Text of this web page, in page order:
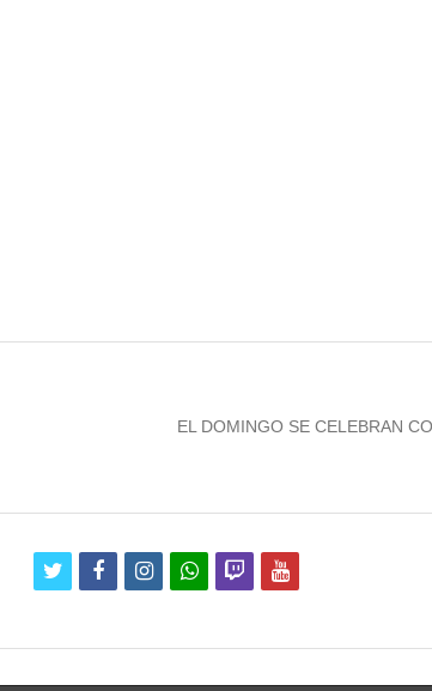
Next
EL DOMINGO SE CELEBRAN
twitterfacebookinstagramwhatsapp
twitchyoutube